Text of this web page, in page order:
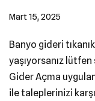
Mart 15, 2025
Banyo gideri
yaşıyorsanız lütfen
Gider Açma
ile taleplerinizi